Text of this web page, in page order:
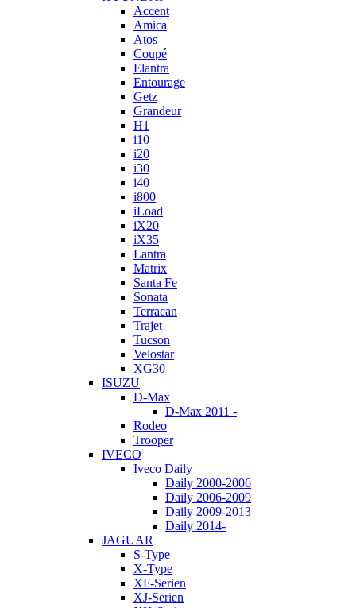
Accent
Amica
Atos
Coupé
Elantra
Entourage
Getz
Grandeur
H1
i10
i20
i30
i40
i800
iLoad
iX20
iX35
Lantra
Matrix
Santa Fe
Sonata
Terracan
Trajet
Tucson
Velostar
XG30
ISUZU
D-Max
D-Max 2011 -
Rodeo
Trooper
IVECO
Iveco Daily
Daily 2000-2006
Daily 2006-2009
Daily 2009-2013
Daily 2014-
JAGUAR
S-Type
X-Type
XF-Serien
XJ-Serien